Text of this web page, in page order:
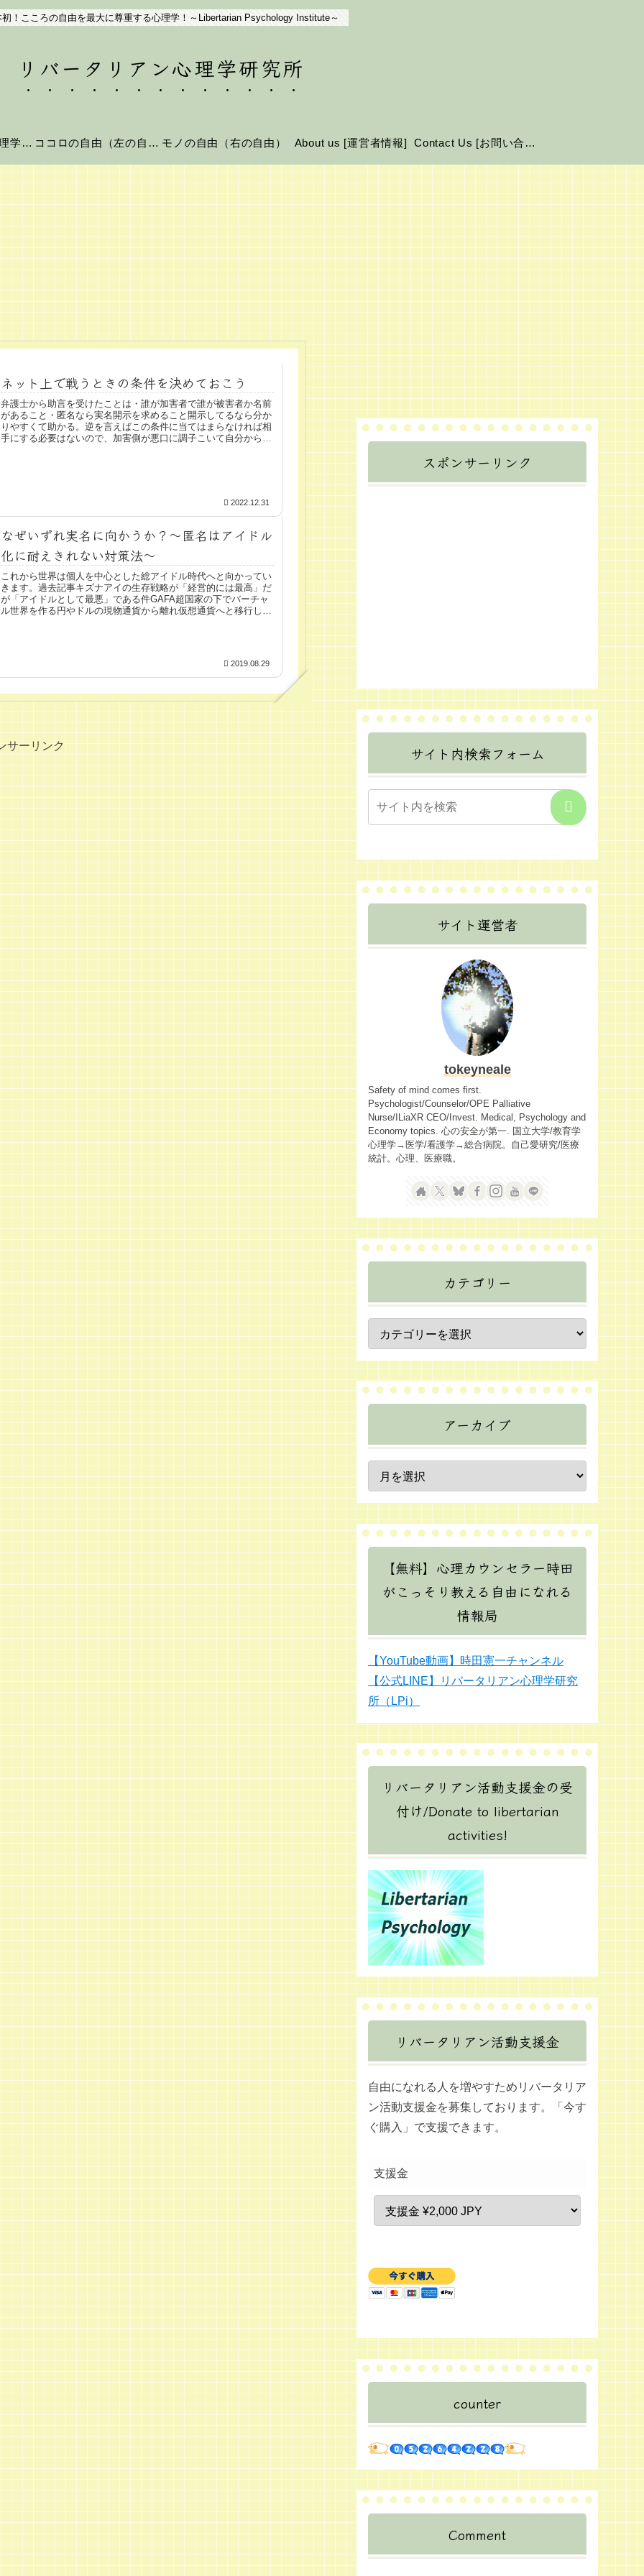
！こころの自由を最大に尊重する心理学！～Libertarian Psychology Institute～
リバータリアン心理学研究所
リバータリアン心理学とは？ ココロの自由（左の自由） モノの自由（右の自由） About us [運営者情報] Contact Us [お問い合わせ]
ネット上で戦うときの条件を決めておこう
弁護士から助言を受けたことは・誰が加害者で誰が被害者か名前
があること・匿名なら実名開示を求めること開示してるなら分か
りやすくて助かる。逆を言えばこの条件に当てはまらなければ相
手にする必要はないので、加害側が悪口に調子こいて自分から訴
2022.12.31
なぜいずれ実名に向かうか？～匿名はアイドル
化に耐えきれない対策法～
これから世界は個人を中心とした総アイドル時代へと向かってい
きます。過去記事キズナアイの生存戦略が「経営的には最高」だ
が「アイドルとして最悪」である件GAFA超国家の下でバーチャ
ル世界を作る円やドルの現物通貨から離れ仮想通貨へと移行し、
2019.08.29
サーリンク
スポンサーリンク
サイト内検索フォーム
サイト運営者
tokeyneale
Safety of mind comes first.
Psychologist/Counselor/OPE Palliative
Nurse/ILiaXR CEO/Invest. Medical, Psychology and
Economy topics. 心の安全が第一. 国立大学/教育学
心理学→医学/看護学→総合病院。自己愛研究/医療
統計。心理、医療職。
カテゴリー
アーカイブ
【無料】心理カウンセラー時田
がこっそり教える自由になれる
情報局
【YouTube動画】時田憲一チャンネル
【公式LINE】リバータリアン心理学研究
所（LPi）
リバータリアン活動支援金の受
付け/Donate to libertarian
activities!
リバータリアン活動支援金
自由になれる人を増やすためリバータリア
ン活動支援金を募集しております。「今す
ぐ購入」で支援できます。
支援金
counter
Comment